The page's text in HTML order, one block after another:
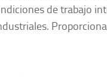
de trabajo